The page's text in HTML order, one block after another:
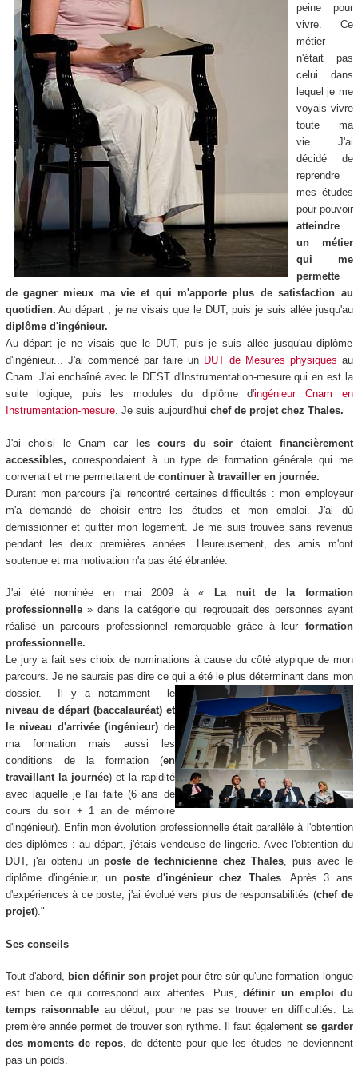
peine pour
vivre. Ce
métier
n'était pas
celui dans
lequel je me
voyais vivre
toute ma
vie. J'ai
décidé de
reprendre
mes études
pour pouvoir
atteindre
un métier
qui me
permette
de gagner mieux ma vie et qui m'apporte plus de satisfaction au
quotidien. Au départ , je ne visais que le DUT, puis je suis allée jusqu'au
diplôme d'ingénieur.
Au départ je ne visais que le DUT, puis je suis allée jusqu'au diplôme
d'ingénieur... J'ai commencé par faire un DUT de Mesures physiques au
Cnam. J'ai enchaîné avec le DEST d'Instrumentation-mesure qui en est la
suite logique, puis les modules du diplôme d'ingénieur Cnam en
Instrumentation-mesure. Je suis aujourd'hui chef de projet chez Thales.
J'ai choisi le Cnam car les cours du soir étaient financièrement
accessibles,correspondaient à un type de formation générale qui me
convenait et me permettaient decontinuer à travailler en journée.
Durant mon parcours j'ai rencontré certaines difficultés : mon employeur
m'a demandé de choisir entre les études et mon emploi. J'ai dû
démissionner et quitter mon logement. Je me suis trouvée sans revenus
pendant les deux premières années. Heureusement, des amis m'ont
soutenue et ma motivation n'a pas été ébranlée.
J'ai été nominée en mai 2009 à «
La nuit de la formation
professionnelle» dans la catégorie qui regroupait des personnes ayant
réalisé un parcours professionnel remarquable grâce à leur formation
professionnelle.
Le jury a fait ses choix de nominations à cause du côté atypique de mon
parcours. Je ne saurais pas dire ce qui a été leplus déterminant dans mon
dossier. Il y a notamment le
niveau de départ (baccalauréat) et
le niveau d'arrivée (ingénieur) de
ma formation mais aussi les
conditions de la formation (en
travaillant la journée) et la rapidité
avec laquelle je l'ai faite (6 ans de
cours du soir + 1 an de mémoire
d'ingénieur). Enfin mon évolution professionnelle était parallèle à l'obtention
des diplômes : au départ, j'étais vendeuse de lingerie. Avec l'obtention du
DUT, j'ai obtenu unposte de technicienne chez Thales, puis avec le
diplôme d'ingénieur, un poste d'ingénieur chez Thales. Après 3 ans
d'expériences à ce poste, j'ai évolué vers plus de responsabilités (chef de
projet)."
Ses conseils
Tout d'abord, bien définir son projetpour être sûr qu'une formation longue
est bien ce qui correspond aux attentes. Puis,définir un emploi du
temps raisonnable au début, pour ne pas se trouver en difficultés. La
première année permet de trouver son rythme. Il faut égalementse garder
des moments de repos, de détente pour que les études ne deviennent
pas un poids.